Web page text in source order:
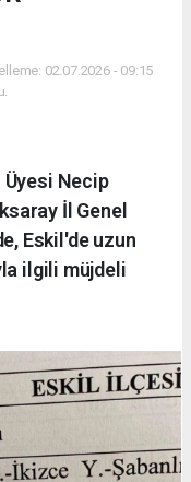
02.07.2026 - 09:15
Necip
İl Genel
Eskil'de uzun
ilgili müjdeli